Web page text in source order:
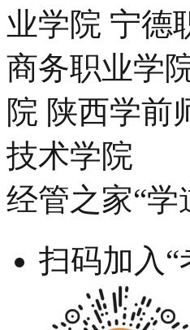
业学院 宁德
商务职业学
院 陕西学前
技术学院
经管之家“学
扫码加入